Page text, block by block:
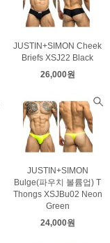
JUSTIN+SIMON Cheek
Briefs XSJ22 Black
26,000원
JUSTIN+SIMON
Bulge(파우치 볼륨업) T
Thongs XSJBu02 Neon
Green
24,000원